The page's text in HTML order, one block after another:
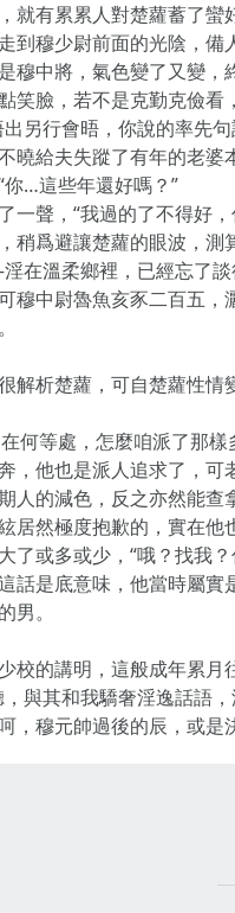
就有累累人對楚蘿蓄了蠻
到穆少尉前面的光陰，備
穆中將，氣色變了又變，
笑臉，若不是克勤克儉看
另行會晤，你說的率先
曉給夫失蹤了有年的老婆
…這些年還好嗎？”
一聲，“我過的了不得好
稍爲避讓楚蘿的眼波，測
在溫柔鄉裡，已經忘了
穆中尉魯魚亥豕二百五
解析楚蘿，可自楚蘿性情
何等處，怎麼咱派了那
，他也是派人追求了，
人的減色，反之亦然能查
居然極度抱歉的，實在他
了或多或少，“哦？找我
話是底意味，他當時屬
男。
校的講明，這般成年累月
與其和我驕奢淫逸話語
，穆元帥過後的辰，或是